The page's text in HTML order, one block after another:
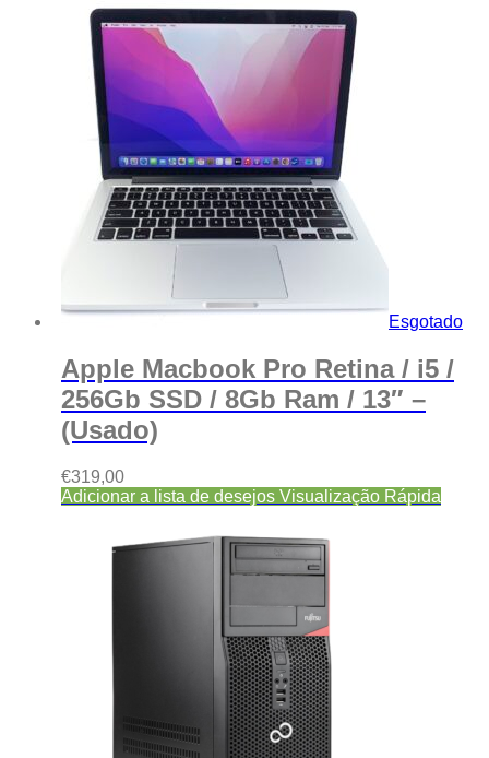
Esgotado
Apple Macbook Pro Retina / i5 /
256Gb SSD / 8Gb Ram / 13″ –
(Usado)
€319,00
Adicionar a lista de desejos Visualização Rápida